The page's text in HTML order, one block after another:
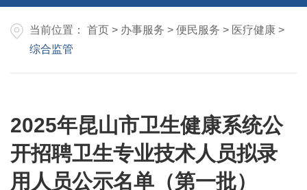
当前位置： 首页 > 办事服务 > 便民服务 > 医疗健康 >
综合监管
2025年昆山市卫生健康系统公
开招聘卫生专业技术人员拟录
用人员公示名单（第一批）